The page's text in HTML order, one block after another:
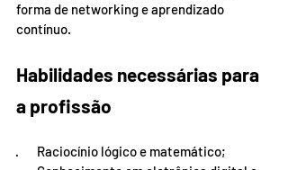
forma de networking e aprendizado
contínuo.
Habilidades necessárias para
a profissão
·       Raciocínio lógico e matemático;